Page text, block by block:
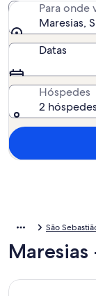
Para onde
Maresias,
Datas
Hóspedes
2 hóspedes
São
Mais